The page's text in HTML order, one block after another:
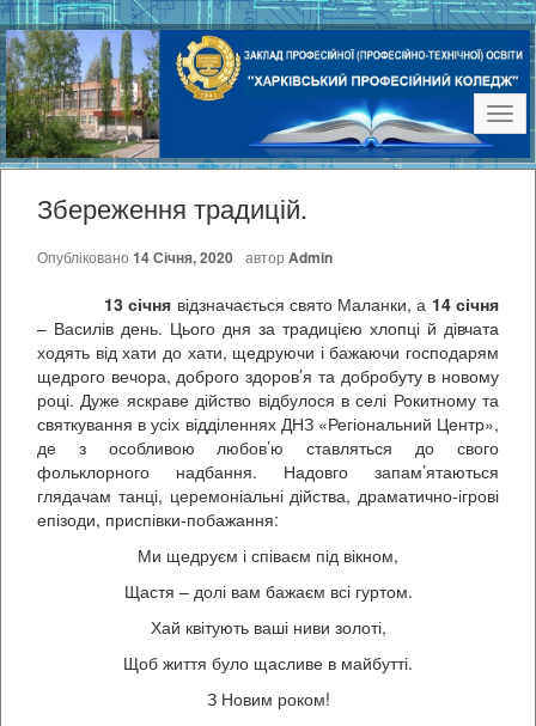
Збереження традицій.
Опубліковано 14 Січня, 2020 автор Admin
13 січня відзначається свято Маланки, а 14 січня
– Василів день. Цього дня за традицією хлопці й дівчата
ходять від хати до хати, щедруючи і бажаючи господарям
щедрого вечора, доброго здоров’я та добробуту в новому
році. Дуже яскраве дійство відбулося в селі Рокитному та
святкування в усіх відділеннях ДНЗ «Регіональний Центр»,
де з особливою любов’ю ставляться до свого
фольклорного надбання. Надовго запам’ятаються
глядачам танці, церемоніальні дійства, драматично-ігрові
епізоди, приспівки-побажання:
Ми щедруєм і співаєм під вікном,
Щастя – долі вам бажаєм всі гуртом.
Хай квітують ваші ниви золоті,
Щоб життя було щасливе в майбутті.
З Новим роком!